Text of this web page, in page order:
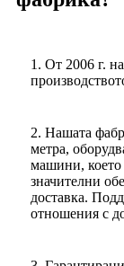
1. От 2006 г.
2. Нашата
метра,
машини, което
значителни
доставка.
отношения с